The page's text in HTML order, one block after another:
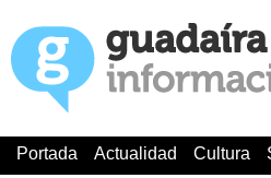
Portada Actualidad Cultura